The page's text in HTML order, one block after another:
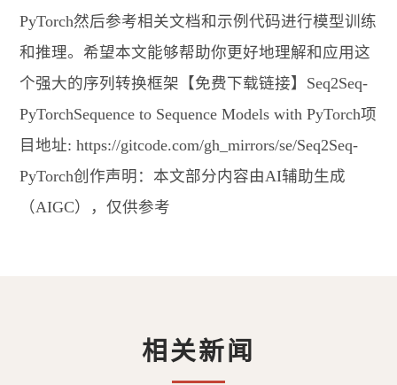
PyTorch然后参考相关文档和示例代码进行模型训练
和推理。希望本文能够帮助你更好地理解和应用这
个强大的序列转换框架【免费下载链接】Seq2Seq-
PyTorchSequence to Sequence Models with PyTorch项
目地址: https://gitcode.com/gh_mirrors/se/Seq2Seq-
PyTorch创作声明：本文部分内容由AI辅助生成
（AIGC），仅供参考
相关新闻